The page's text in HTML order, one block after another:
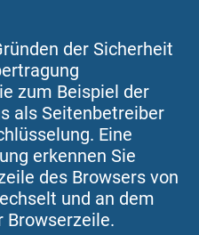
der Sicherheit
zum Beispiel der
als Seitenbetreiber
Eine
erkennen Sie
des Browsers von
und an dem
Browserzeile.